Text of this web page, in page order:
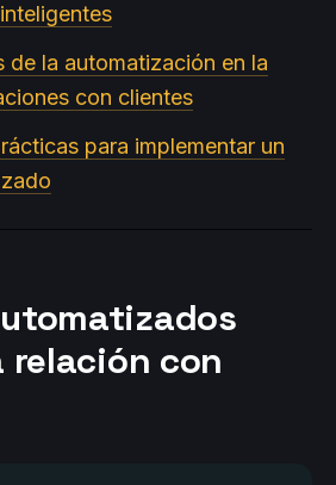
de la automatización en la
con clientes
para implementar un
relación con